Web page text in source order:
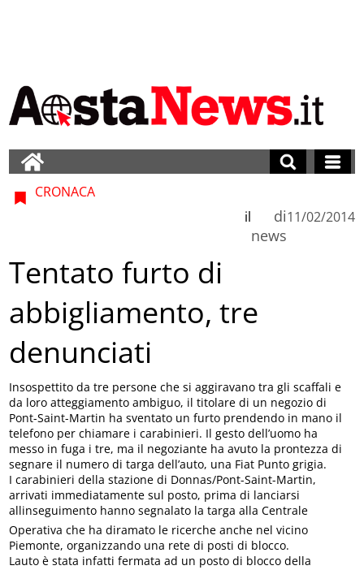
CRONACA
di
news
il 11/02/2014
Tentato furto di
abbigliamento, tre
denunciati
Insospettito da tre persone che si aggiravano tra gli scaffali e
da loro atteggiamento ambiguo, il titolare di un negozio di
Pont-Saint-Martin ha sventato un furto prendendo in mano il
telefono per chiamare i carabinieri. Il gesto dell’uomo ha
messo in fuga i tre, ma il negoziante ha avuto la prontezza di
segnare il numero di targa dell’auto, una Fiat Punto grigia.
I carabinieri della stazione di Donnas/Pont-Saint-Martin,
arrivati immediatamente sul posto, prima di lanciarsi
allinseguimento hanno segnalato la targa alla Centrale
Operativa che ha diramato le ricerche anche nel vicino
Piemonte, organizzando una rete di posti di blocco.
Lauto è stata infatti fermata ad un posto di blocco della